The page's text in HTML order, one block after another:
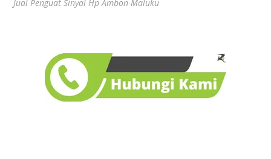
Jual Penguat Sinyal Hp Ambon Maluku